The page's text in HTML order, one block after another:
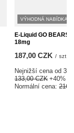
VÝHODNÁ NABÍDKA
E-Liquid GO BEARS
18mg
187,00 CZK / szt.
Nejnižší cena od 30
133,00 CZK +40%
Normální cena: 216